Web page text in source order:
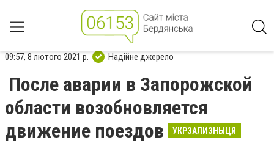
09:57, 8 лютого 2021 р. Надійне джерело
После аварии в Запорожской
области возобновляется
движение поездов
УКРЗАЛИЗНЫЦЯ